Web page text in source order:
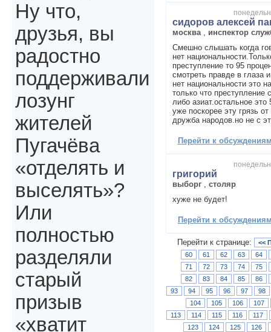
сидоров алексей
москва
инспектор
Смешно слышать когда
нет
преступление то 95
смотреть правде в глаза
нет национальности это
только что преступление
либо азиат.остальное это
уже поскорее эту грязь
дружба народов.но не с
Перейти к
григорий
выборг
столяр
хуже не будет!
Перейти к
Перейти к странице:
<<
60
61 62 63
64
71
72 73 74
75
82
83 84 85
86
93
94 95 96 97
98
104
105 106
107
113
114 115 116
117
123
124 125
126
Ну что,
друзья, вы
радостно
поддерживали
лозунг
жителей
Пугачёва
«отделять и
выселять»?
Или
полностью
разделяли
старый
призыв
«хватит